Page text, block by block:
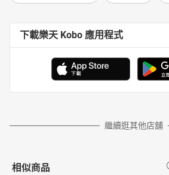
下載樂天 Kobo 應用程式
繼續逛其他店舖
相似商品